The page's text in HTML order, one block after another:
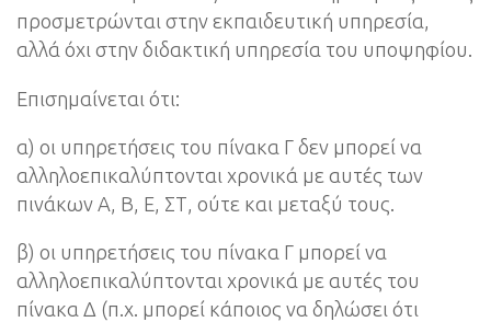
προσμετρώνται στην εκπαιδευτική υπηρεσία,
αλλά όχι στην διδακτική υπηρεσία του υποψηφίου.
Επισημαίνεται ότι:
α) οι υπηρετήσεις του πίνακα Γ δεν μπορεί να
αλληλοεπικαλύπτονται χρονικά με αυτές των
πινάκων Α, Β, Ε, ΣΤ, ούτε και μεταξύ τους.
β) οι υπηρετήσεις του πίνακα Γ μπορεί να
αλληλοεπικαλύπτονται χρονικά με αυτές του
πίνακα Δ (π.χ. μπορεί κάποιος να δηλώσει ότι